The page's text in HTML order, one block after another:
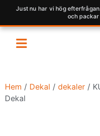
Just nu har vi hög
och
Hem / Dekal / dekaler /
Dekal